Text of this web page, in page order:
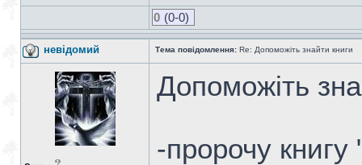
0 (0-0)
невідомий Тема повідомлення: Re: Допоможіть знайти книги
Допоможіть
-пророчу книгу